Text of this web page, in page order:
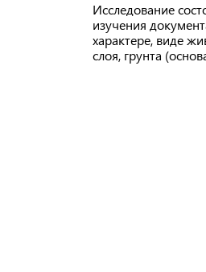
Исследование
изучения
характере, виде
слоя, грунта